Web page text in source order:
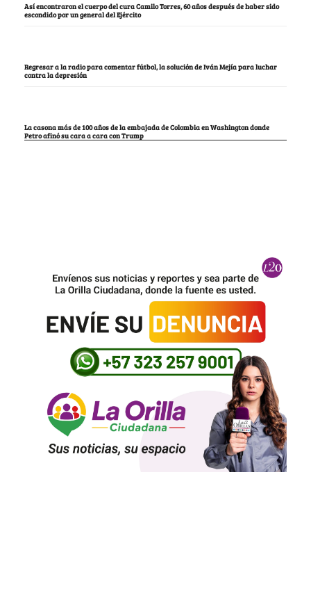
Así encontraron el cuerpo del cura Camilo Torres, 60 años después de haber sido
escondido por un general del Ejército
Regresar a la radio para comentar fútbol, la solución de Iván Mejía para luchar
contra la depresión
La casona más de 100 años de la embajada de Colombia en Washington donde
Petro afinó su cara a cara con Trump